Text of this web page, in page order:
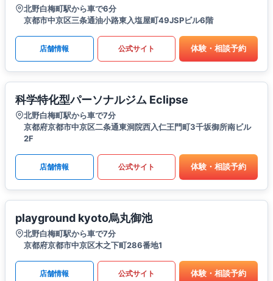
北野白梅町駅から車で6分
京都市中京区三条通油小路東入塩屋町49JSPビル6階
店舗情報 公式サイト 体験・相談予約
科学特化型パーソナルジム Eclipse
北野白梅町駅から車で7分
京都府京都市中京区二条通東洞院西入仁王門町3千坂御所南ビル
2F
店舗情報 公式サイト 体験・相談予約
playground kyoto烏丸御池
北野白梅町駅から車で7分
京都府京都市中京区木之下町286番地1
店舗情報 公式サイト 体験・相談予約